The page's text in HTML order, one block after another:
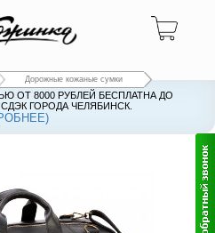
Дорожные кожаные сумки
ОТ 8000 РУБЛЕЙ БЕСПЛАТНА ДО
ГОРОДА ЧЕЛЯБИНСК.